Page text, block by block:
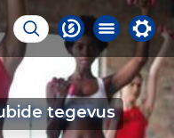
tegevus